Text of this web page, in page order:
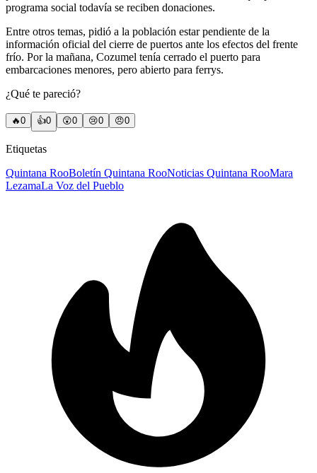
programa social todavía se reciben donaciones.
Entre otros temas, pidió a la población estar pendiente de la
información oficial del cierre de puertos ante los efectos del frente
frío. Por la mañana, Cozumel tenía cerrado el puerto para
embarcaciones menores, pero abierto para ferrys.
¿Qué te pareció?
🔥0 👍0 😲0 😢0 😠0
Etiquetas
Quintana RooBoletín Quintana RooNoticias Quintana RooMara
LezamaLa Voz del Pueblo